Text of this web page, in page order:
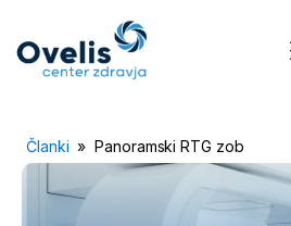
Članki » Panoramski RTG zob